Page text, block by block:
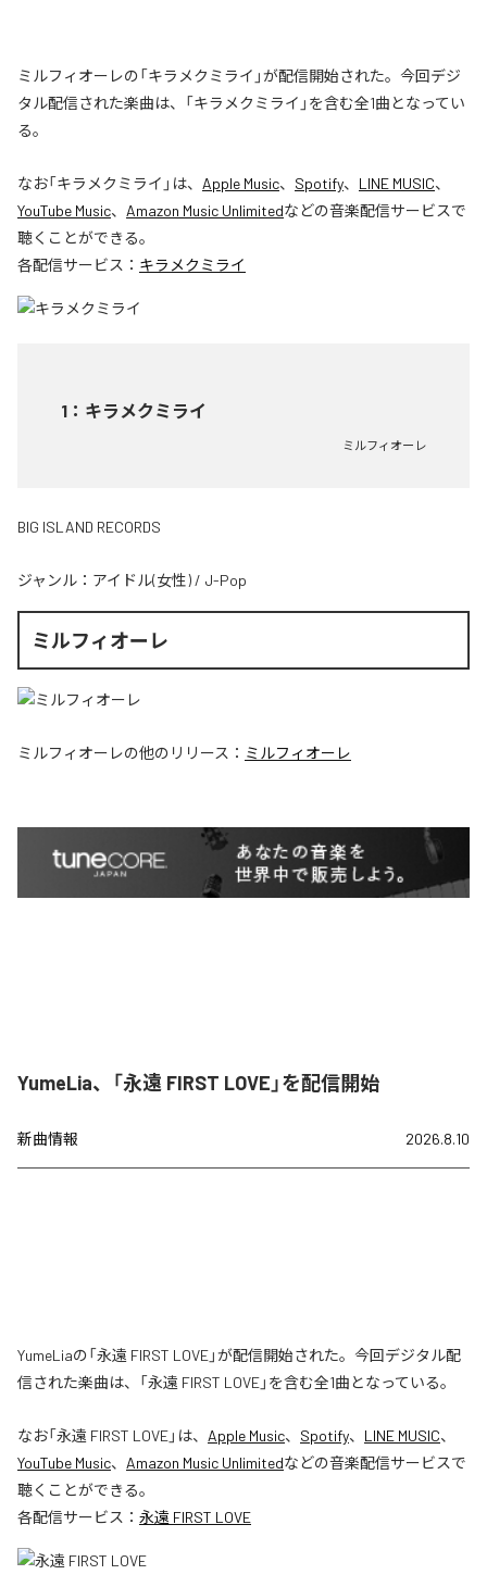
ミルフィオーレの「キラメクミライ」が配信開始された。今回デジ
タル配信された楽曲は、「キラメクミライ」を含む全1曲となってい
る。
なお「キラメクミライ 」は、 Apple Music、 Spotify、 LINE MUSIC、
YouTube Music、 Amazon Music Unlimitedなどの音楽配信サービスで
聴くことができる。
各配信サービス： キラメクミライ
1 ： キラメクミライ
ミルフィオーレ
BIG ISLAND RECORDS
ジャンル： アイドル(女性) / J-Pop
ミルフィオーレ
ミルフィオーレの他のリリース： ミルフィオーレ
YumeLia、「永遠 FIRST LOVE」を配信開始
新曲情報 2026.8.10
YumeLiaの「永遠 FIRST LOVE」が配信開始された。今回デジタル配
信された楽曲は、「永遠 FIRST LOVE」を含む全1曲となっている。
なお「永遠 FIRST LOVE」は、 Apple Music、 Spotify、 LINE MUSIC、
YouTube Music、 Amazon Music Unlimitedなどの音楽配信サービスで
聴くことができる。
各配信サービス： 永遠 FIRST LOVE